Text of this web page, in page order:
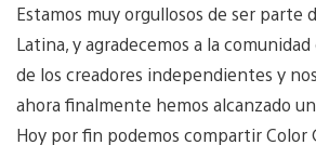
Estamos muy orgullosos de ser
Latina, y agradecemos a la
de los creadores independientes y
ahora finalmente hemos alcanzado
Hoy por fin podemos compartir Color